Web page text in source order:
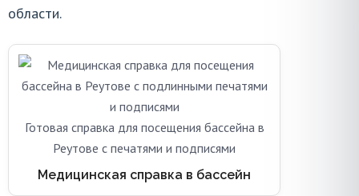
области.
Готовая справка для посещения бассейна в
Реутове с печатями и подписями
Медицинская справка в бассейн